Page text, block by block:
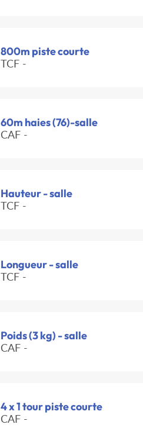
800m piste courte
TCF -
60m haies (76)-salle
CAF -
Hauteur - salle
TCF -
Longueur - salle
TCF -
Poids (3 kg) - salle
CAF -
4 x 1 tour piste courte
CAF -